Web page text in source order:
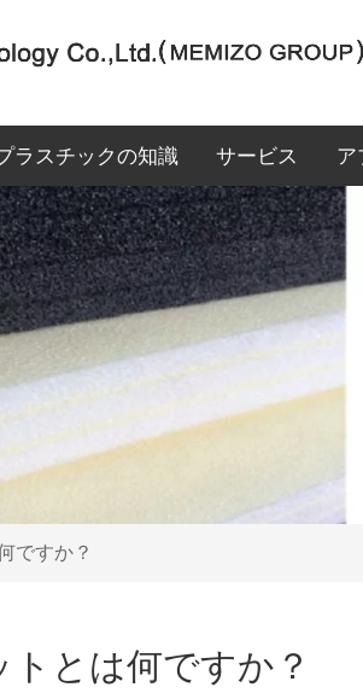
ラスチックの知識 サービス ア
ですか？
とは何ですか？